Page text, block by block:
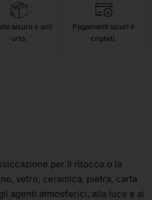
sicuro e anti
urto.
Pagamenti sicuri e
criptati.
per il ritocco o la
vetro, ceramica, pietra, carta
agenti atmosferici, alla luce e ai